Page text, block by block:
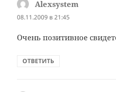
Alexsystem
08.11.2009 в 21:45
Очень позитивное
ОТВЕТИТЬ